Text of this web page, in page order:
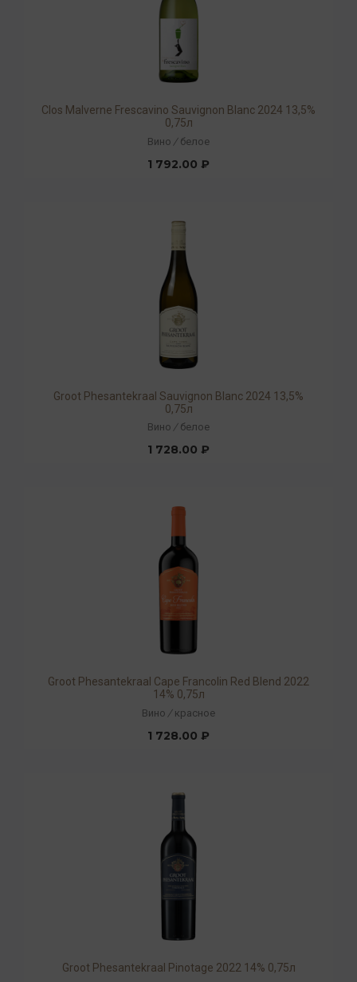
Clos Malverne Frescavino Sauvignon Blanc 2024 13,5%
0,75л
Вино / белое
1 792.00 ₽
Groot Phesantekraal Sauvignon Blanc 2024 13,5%
0,75л
Вино / белое
1 728.00 ₽
Groot Phesantekraal Cape Francolin Red Blend 2022
14% 0,75л
Вино / красное
1 728.00 ₽
Groot Phesantekraal Pinotage 2022 14% 0,75л